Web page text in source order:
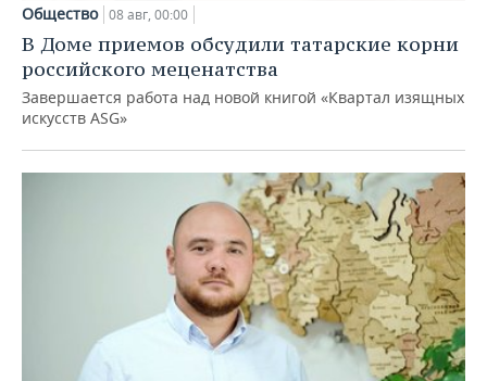
Общество 08 авг, 00:00
В Доме приемов обсудили татарские корни
российского меценатства
Завершается работа над новой книгой «Квартал изящных
искусств ASG»